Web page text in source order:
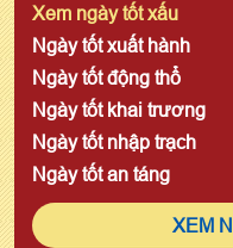
Xem ngày tốt xấu
Ngày tốt xuất hành
Ngày tốt động thổ
Ngày tốt khai trương
Ngày tốt nhập trạch
Ngày tốt an táng
XEM